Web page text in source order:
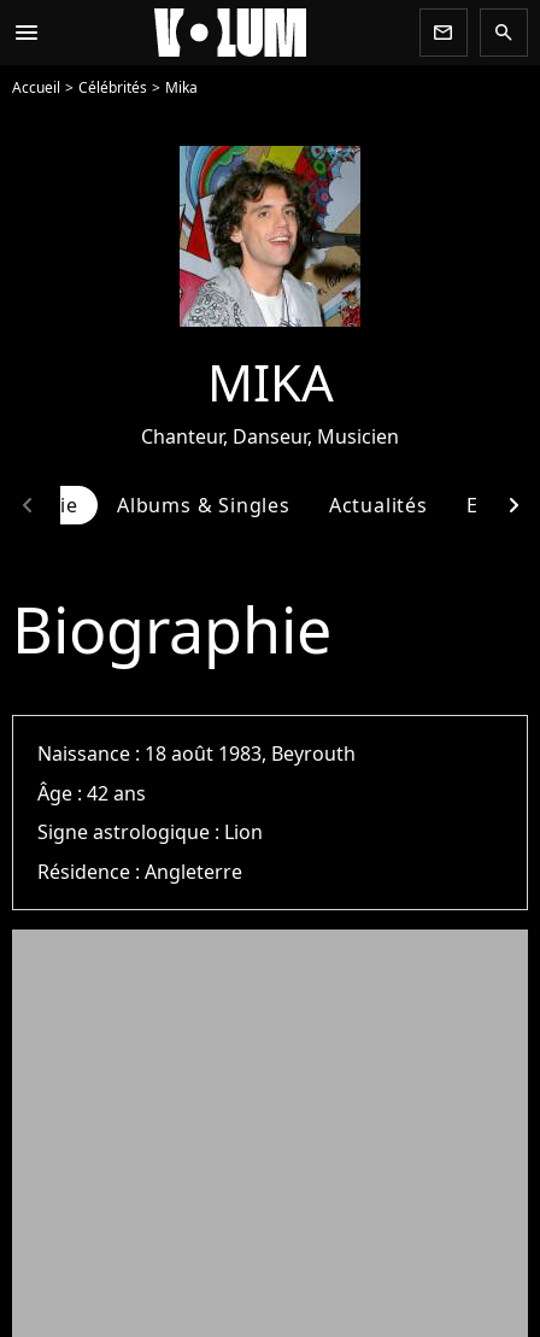
menu newsletter search
Accueil Célébrités Mika
MIKA
Chanteur, Danseur, Musicien
Albums & Singles Actualités
chevron_left chevron_right
Biographie
Naissance : 18 août 1983, Beyrouth
Âge :42 ans
Signe astrologique : Lion
Résidence :Angleterre